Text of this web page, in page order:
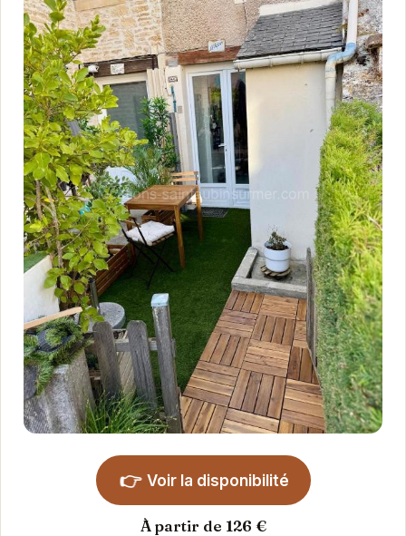
👉 Voir la disponibilité
À partir de 126 €